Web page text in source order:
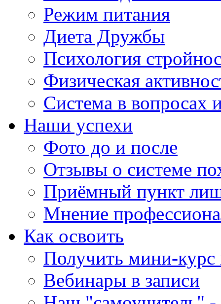
Режим питания
Диета Дружбы
Психология
Физическая
Система в вопросах
Наши успехи
Фото до и после
Отзывы о системе
Приёмный пункт
Мнение
Как освоить
Получить мини-
Вебинары в записи